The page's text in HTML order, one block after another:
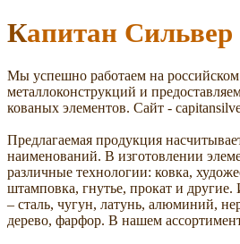
Капитан Сильвер
Мы успешно работаем на
металлоконструкций и
кованых элементов. Сайт -
Предлагаемая продукция
наименований. В изготовлении
различные технологии: ковка,
штамповка, гнутье, прокат и
– сталь, чугун, латунь, алюминий,
дерево, фарфор. В нашем